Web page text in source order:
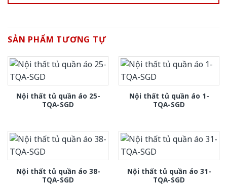
SẢN PHẨM TƯƠNG TỰ
Nội thất tủ quần áo 25-
TQA-SGD
Nội thất tủ quần áo 1-
TQA-SGD
Nội thất tủ quần áo 38-
TQA-SGD
Nội thất tủ quần áo 31-
TQA-SGD